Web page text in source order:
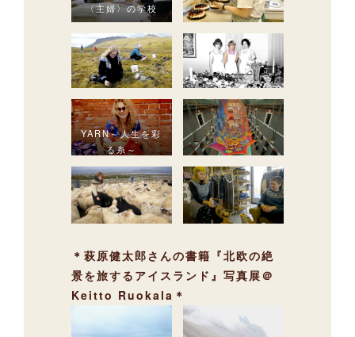
〈主婦〉の学校
YARN～人生を彩
る糸～
＊萩原健太郎さんの書籍『北欧の絶
景を旅するアイスランド』写真展＠
Keitto Ruokala＊